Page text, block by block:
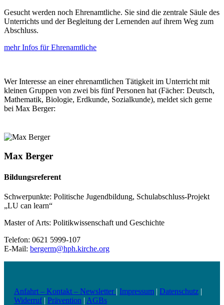
Gesucht werden noch Ehrenamtliche. Sie sind die zentrale Säule des
Unterrichts und der Begleitung der Lernenden auf ihrem Weg zum
Abschluss.
mehr Infos für Ehrenamtliche
Wer Interesse an einer ehrenamtlichen Tätigkeit im Unterricht mit
kleinen Gruppen von zwei bis fünf Personen hat (Fächer: Deutsch,
Mathematik, Biologie, Erdkunde, Sozialkunde), meldet sich gerne
bei Max Berger:
Max Berger
Bildungsreferent
Schwerpunkte: Politische Jugendbildung, Schulabschluss-Projekt
„LU can learn“
Master of Arts: Politikwissenschaft und Geschichte
Telefon: 0621 5999-107
E-Mail: bergerm@hph.kirche.org
Anfahrt – Kontakt – Newsletter | Impressum | Datenschutz |
Widerruf| Prävention | AGBs